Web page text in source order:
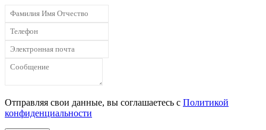
Отправляя свои данные, вы соглашаетесь с Политикой
конфиденциальности